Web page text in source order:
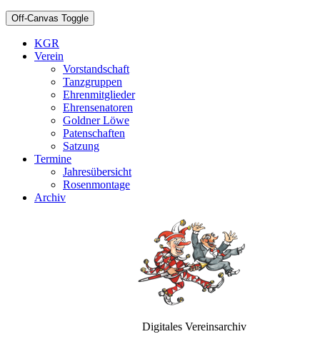
Off-Canvas Toggle
KGR
Verein
Vorstandschaft
Tanzgruppen
Ehrenmitglieder
Ehrensenatoren
Goldner Löwe
Patenschaften
Satzung
Termine
Jahresübersicht
Rosenmontage
Archiv
Digitales Vereinsarchiv